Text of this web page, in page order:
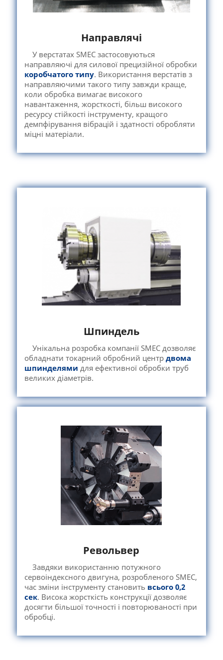
Направлячі
У верстатах SMEC застосовуються
направляючі для силової прецизійної обробки
коробчатого типу. Використання верстатів з
направляючими такого типу завжди краще,
коли обробка вимагає високого
навантаження, жорсткості, більш високого
ресурсу стійкості інструменту, кращого
демпфірування вібрацій і здатності обробляти
міцні матеріали.
Шпиндель
Унікальна розробка компанії SMEC дозволяє
обладнати токарний обробний центр двома
шпинделями для ефективної обробки труб
великих діаметрів.
Револьвер
Завдяки використанню потужного
сервоіндексного двигуна, розробленого SMEC,
час зміни інструменту становить всього 0,2
сек. Висока жорсткість конструкції дозволяє
досягти більшої точності і повторюваності при
обробці.